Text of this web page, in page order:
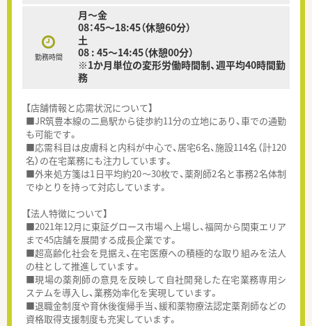
勤務時間
月～金
08：45～18:45（休憩60分）
土
08 : 45～14:45（休憩00分）
※1か月単位の変形労働時間制、週平均40時間勤
務
【店舗情報と応需状況について】
■JR筑豊本線の二島駅から徒歩約11分の立地にあり、車での通勤
も可能です。
■応需科目は皮膚科と内科が中心で、居宅6名、施設114名（計120
名）の在宅業務にも注力しています。
■外来処方箋は1日平均約20～30枚で、薬剤師2名と事務2名体制
でゆとりを持って対応しています。
【法人特徴について】
■2021年12月に東証グロース市場へ上場し、福岡から関東エリア
まで45店舗を展開する成長企業です。
■超高齢化社会を見据え、在宅医療への積極的な取り組みを法人
の柱として推進しています。
■現場の薬剤師の意見を反映して自社開発した在宅業務専用シ
ステムを導入し、業務効率化を実現しています。
■退職金制度や育休後復帰手当、緩和薬物療法認定薬剤師などの
資格取得支援制度も充実しています。